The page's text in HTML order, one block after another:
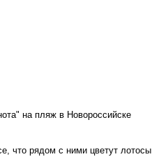
на пляж в Новороссийске
что рядом с ними цветут лотосы